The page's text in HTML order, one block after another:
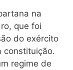
na
que foi
do exército
constituição.
regime de